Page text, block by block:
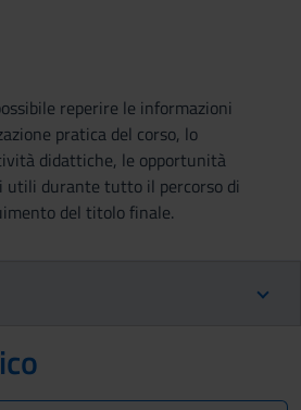
reperire le informazioni
pratica del corso, lo
didattiche, le opportunità
durante tutto il percorso di
del titolo finale.